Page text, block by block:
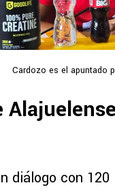
Cardozo es el apuntado
diálogo con